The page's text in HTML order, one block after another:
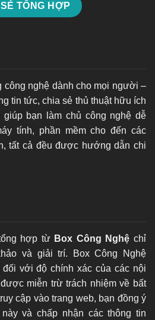
TỔNG HỢP
công nghệ dành cho mọi người –
tin tức, chia sẻ thủ thuật hữu ích
bạn làm chủ công nghệ dễ
tính, phần mềm cho đến các
tất cả đều được hướng dẫn chi
hợp từ Box Công Nghệ chỉ
và giải trí. Box Công Nghệ
đối với độ chính xác của các nội
miễn trừ trách nhiệm về bất
cập vào trang web, bạn đồng ý
và chấp nhận các thông tin